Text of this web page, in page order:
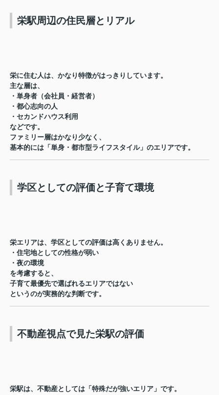
栄駅周辺の住民層とリアル
栄に住む人は、かなり特徴がはっきりしています。
主な層は、
・単身者（会社員・経営者）
・都心志向の人
・セカンドハウス利用
などです。
ファミリー層はかなり少なく、
基本的には「単身・都市型ライフスタイル」のエリアです。
学区としての評価と子育て環境
栄エリアは、学区としての評価は高くありません。
・住宅地としての性格が弱い
・夜の環境
を考慮すると、
子育て最優先で選ばれるエリアではない
というのが実務的な判断です。
不動産視点で見た栄駅の評価
栄駅は、不動産としては「特殊だが強いエリア」です。